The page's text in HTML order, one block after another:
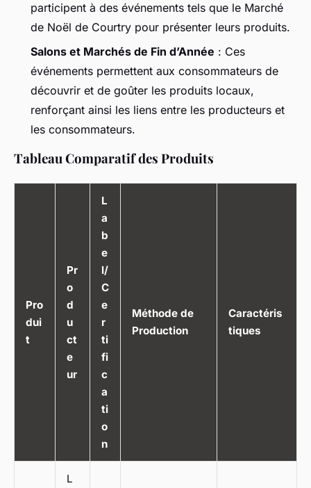
participent à des événements tels que le Marché
de Noël de Courtry pour présenter leurs produits.
Salons et Marchés de Fin d’Année : Ces
événements permettent aux consommateurs de
découvrir et de goûter les produits locaux,
renforçant ainsi les liens entre les producteurs et
les consommateurs.
Tableau Comparatif des Produits
Pro
dui
t
Pr
o
d
u
ct
e
ur
L
a
b
e
l/
C
e
r
ti
fi
c
a
ti
o
n
Méthode de
Production
Caractéris
tiques
L